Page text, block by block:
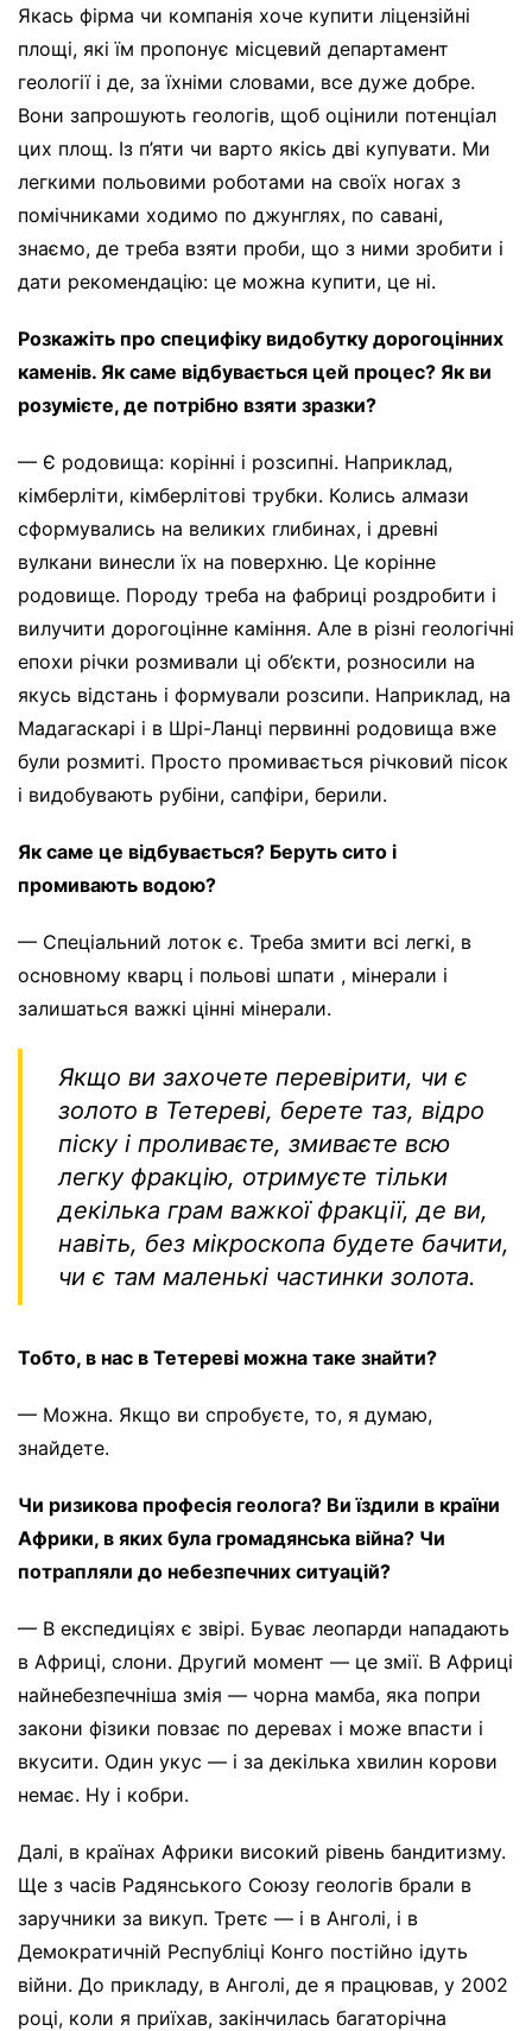
Якась фірма чи компанія хоче купити ліцензійні
площі, які їм пропонує місцевий департамент
геології і де, за їхніми словами, все дуже добре.
Вони запрошують геологів, щоб оцінили потенціал
цих площ. Із п’яти чи варто якісь дві купувати. Ми
легкими польовими роботами на своїх ногах з
помічниками ходимо по джунглях, по савані,
знаємо, де треба взяти проби, що з ними зробити і
дати рекомендацію: це можна купити, це ні.
Розкажіть про специфіку видобутку дорогоцінних
каменів. Як саме відбувається цей процес? Як ви
розумієте, де потрібно взяти зразки?
— Є родовища: корінні і розсипні. Наприклад,
кімберліти, кімберлітові трубки. Колись алмази
сформувались на великих глибинах, і древні
вулкани винесли їх на поверхню. Це корінне
родовище. Породу треба на фабриці роздробити і
вилучити дорогоцінне каміння. Але в різні геологічні
епохи річки розмивали ці об’єкти, розносили на
якусь відстань і формували розсипи. Наприклад, на
Мадагаскарі і в Шрі-Ланці первинні родовища вже
були розмиті. Просто промивається річковий пісок
і видобувають рубіни, сапфіри, берили.
Як саме це відбувається? Беруть сито і
промивають водою?
— Спеціальний лоток є. Треба змити всі легкі, в
основному кварц і польові шпати , мінерали і
залишаться важкі цінні мінерали.
Якщо ви захочете перевірити, чи є
золото в Тетереві, берете таз, відро
піску і проливаєте, змиваєте всю
легку фракцію, отримуєте тільки
декілька грам важкої фракції, де ви,
навіть, без мікроскопа будете бачити,
чи є там маленькі частинки золота.
Тобто, в нас в Тетереві можна таке знайти?
— Можна. Якщо ви спробуєте, то, я думаю,
знайдете.
Чи ризикова професія геолога? Ви їздили в країни
Африки, в яких була громадянська війна? Чи
потрапляли до небезпечних ситуацій?
— В експедиціях є звірі. Буває леопарди нападають
в Африці, слони. Другий момент — це змії. В Африці
найнебезпечніша змія — чорна мамба, яка попри
закони фізики повзає по деревах і може впасти і
вкусити. Один укус — і за декілька хвилин корови
немає. Ну і кобри.
Далі, в країнах Африки високий рівень бандитизму.
Ще з часів Радянського Союзу геологів брали в
заручники за викуп. Третє — і в Анголі, і в
Демократичній Республіці Конго постійно ідуть
війни. До прикладу, в Анголі, де я працював, у 2002
році, коли я приїхав, закінчилась багаторічна